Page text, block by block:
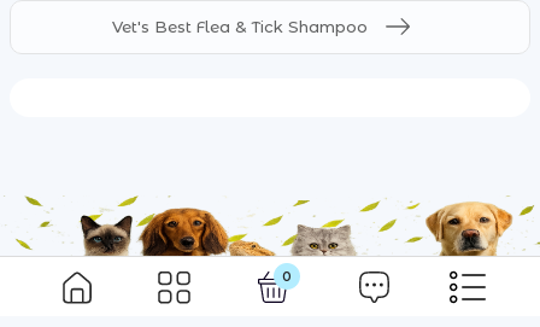
0
Vet's Best Flea & Tick Shampoo